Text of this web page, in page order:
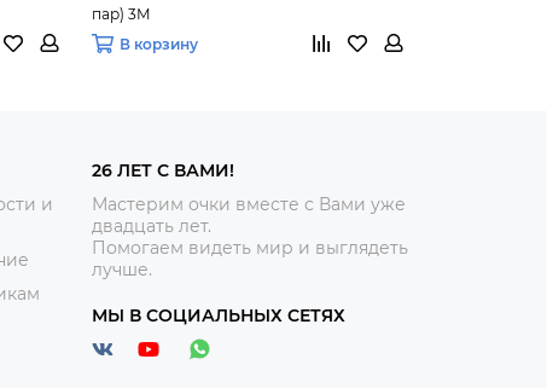
пар) 3М
В корзину
и
26 ЛЕТ С ВАМИ!
Мастерим очки вместе с Вами уже
двадцать лет.
Помогаем видеть мир и выглядеть
лучше.
МЫ В СОЦИАЛЬНЫХ СЕТЯХ